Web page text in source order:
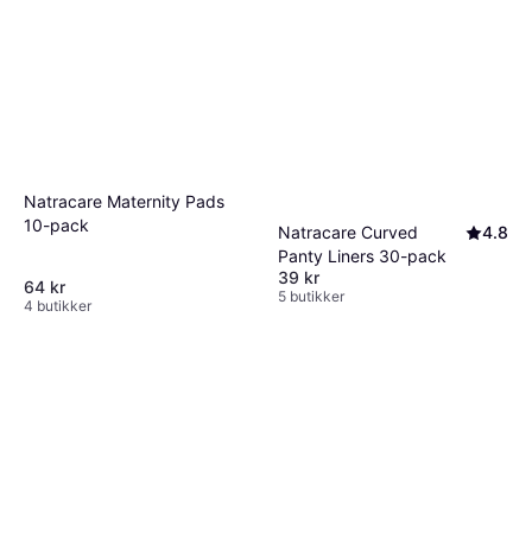
Natracare Maternity Pads
10-pack
64 kr
4 butikker
Natracare Curved
Panty Liners 30-pack
4.8
39 kr
5 butikker